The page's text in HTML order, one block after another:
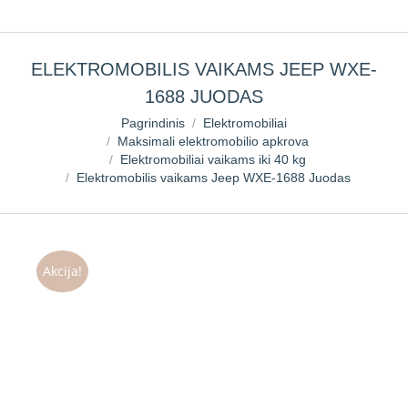
ELEKTROMOBILIS VAIKAMS JEEP WXE-
1688 JUODAS
Pagrindinis
Elektromobiliai
Maksimali elektromobilio apkrova
Elektromobiliai vaikams iki 40 kg
Elektromobilis vaikams Jeep WXE-1688 Juodas
Akcija!